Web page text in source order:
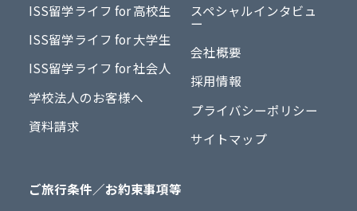
ISS留学ライフ for 高校生
ISS留学ライフ for 大学生
ISS留学ライフ for 社会人
学校法人のお客様へ
資料請求
スペシャルインタビュ
ー
会社概要
採用情報
プライバシーポリシー
サイトマップ
ご旅行条件／お約束事項等